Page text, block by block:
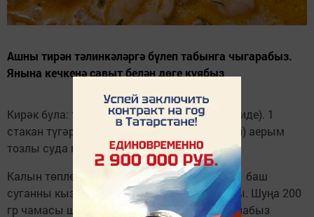
Ашны тирән тәлинкәләргә бүлеп табынга чыгарабыз.
Янына кечкенә савыт белән дөге куябыз
Кирәк була: тавык шулпасы (минеке 1 литр иде). 1
стакан түгәрәк дөгене (200 граммлы стакан) аерым
тозлы суда пешереп куйсак, җайлы була.
Калын төпле кәстрюлдә май салып башта 1 баш
суганны кыздырып алабыз 1 минут чамасы. Шуңа 200
гр чамасы шампионьон гөмбәсен турап салабыз